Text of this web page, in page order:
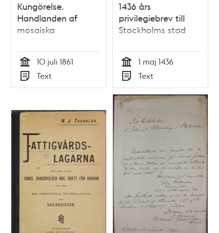
Kungörelse.
Handlanden af
mosaiska
trosbekännelsen
Abraham Horvitz,
hvilken, såsom
tilltalad för
bedrägligt
handel...
Tid
10 juli 1861
Typ
Text
1436 års
privilegiebrev till
Stockholms stad
Tid
1 maj 1436
Typ
Text